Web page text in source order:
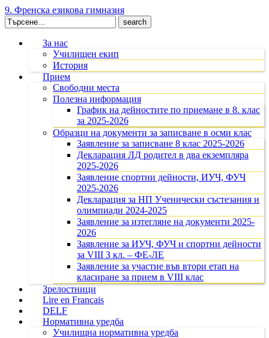
9. Френска езикова гимназия
Search
for:
За нас
Училищен екип
История
Прием
Свободни места
Полезна информация
График на дейностите по приемане в 8. клас
за 2025-2026
Образци на документи за записване в осми клас
Заявление за записване 8 клас 2025-2026
Декларация ЛД родител в два екземпляра
2025-2026
Заявление спортни дейности, ИУЧ, ФУЧ
2025-2026
Декларация за НП Ученически състезания и
олимпиади 2024-2025
Заявление за изтегляне на документи 2025-
2026
Заявление за ИУЧ, ФУЧ и спортни дейности
за VIII З кл. – ФЕ-ЛЕ
Заявление за участие във втори етап на
класиране за прием в VIII клас
Зрелостници
Lire en Français
DELF
Нормативна уредба
Училищна нормативна уредба